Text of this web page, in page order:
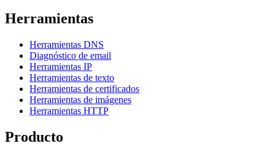
Herramientas
Herramientas DNS
Diagnóstico de email
Herramientas IP
Herramientas de texto
Herramientas de certificados
Herramientas de imágenes
Herramientas HTTP
Producto